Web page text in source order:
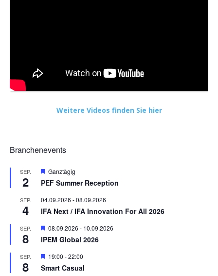
Weitere Videos finden Sie hier
Branchenevents
SEP.
2
Hervorgehoben
Ganztägig
PEF Summer Reception
SEP.
4
04.09.2026 -08.09.2026
IFA Next / IFA Innovation For All 2026
SEP.
8
Hervorgehoben
08.09.2026 - 10.09.2026
IPEM Global 2026
SEP.
8
Hervorgehoben
19:00 -22:00
Smart Casual